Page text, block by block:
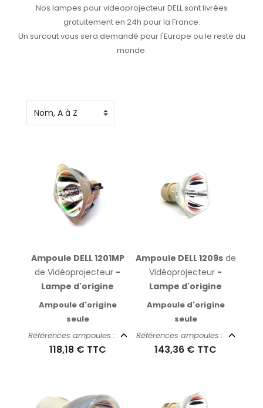
Nos lampes pour videoprojecteur DELL sont livrées
gratuitement en 24h pour la France.
Un surcout vous sera demandé pour l'Europe ou le reste du
monde.
Ampoule DELL 1201MP
de Vidéoprojecteur -
Lampe d'origine
Ampoule d'origine
seule
Références ampoules :
118,18 € TTC
Ampoule DELL 1209sde
Vidéoprojecteur -
Lampe d'origine
Ampoule d'origine
seule
Références ampoules :
143,36 € TTC